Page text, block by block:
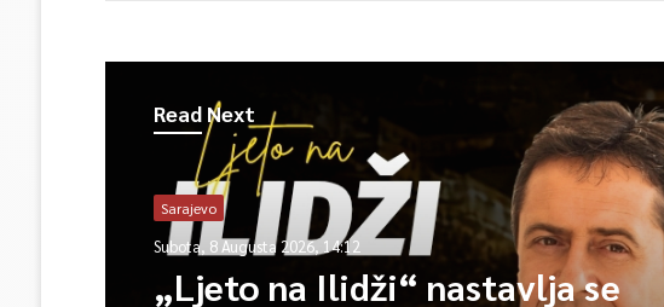
Read Next
Sarajevo
Subota, 8 Augusta 2026, 14:12
„Ljeto na Ilidži“ nastavlja se